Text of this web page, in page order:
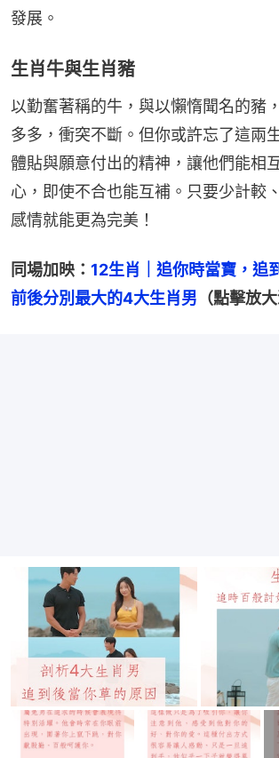
發展。
生肖牛與生肖豬
以勤奮著稱的牛，與以懶惰聞名的豬
多多，衝突不斷。但你或許忘了這兩
體貼與願意付出的精神，讓他們能相
心，即使不合也能互補。只要少計較
感情就能更為完美！
同場加映： 12生肖｜追你時當寶，追
前後分別最大的4大生肖男 （點擊